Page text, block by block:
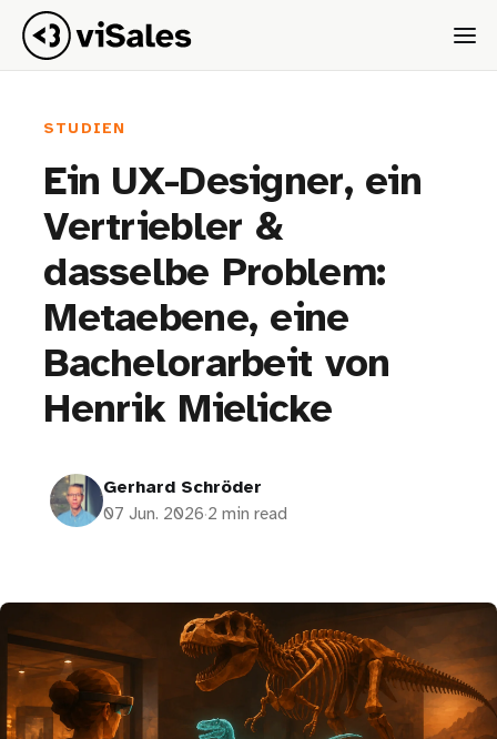
STUDIEN
Ein UX-Designer, ein
Vertriebler &
dasselbe Problem:
Metaebene, eine
Bachelorarbeit von
Henrik Mielicke
Gerhard Schröder
07 Jun. 2026·2 min read